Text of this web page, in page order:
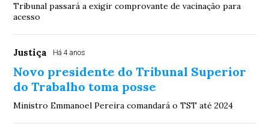
Tribunal passará a exigir comprovante de vacinação para
acesso
Justiça Há 4 anos
Novo presidente do Tribunal Superior
do Trabalho toma posse
Ministro Emmanoel Pereira comandará o TST até 2024